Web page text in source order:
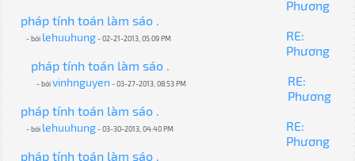
Phương
pháp tính toán làm sáo .
- bởi lehuuhung- 02-21-2013, 05:09 PM
RE:
Phương
pháp tính toán làm sáo .
- bởivinhnguyen - 03-27-2013, 08:53 PM
RE:
Phương
pháp tính toán làm sáo .
- bởi lehuuhung- 03-30-2013, 04:40 PM
RE:
Phương
pháp tính toán làm sáo .